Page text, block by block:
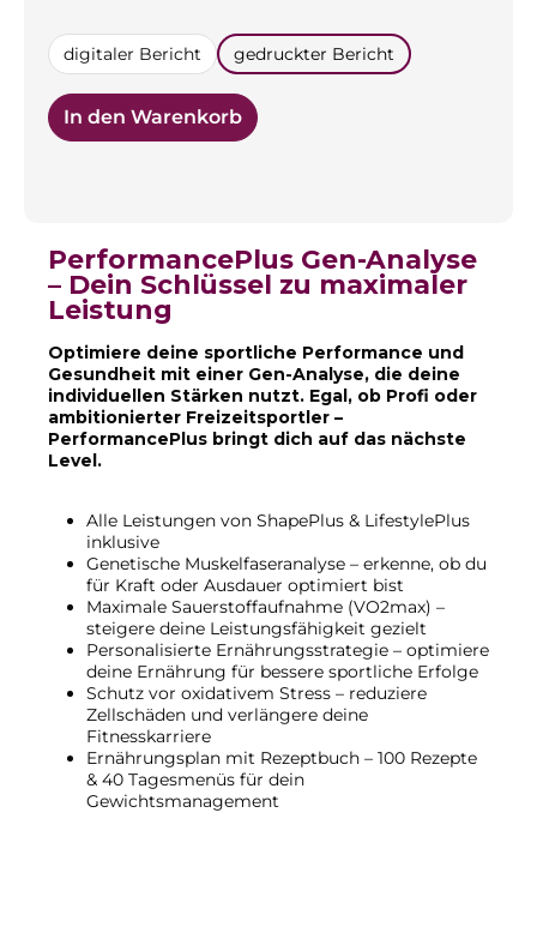
auswählen
digitaler Bericht gedruckter Bericht
In den Warenkorb
PerformancePlus Gen-Analyse
– Dein Schlüssel zu maximaler
Leistung
Optimiere deine sportliche Performance und
Gesundheit mit einer Gen-Analyse, die deine
individuellen Stärken nutzt. Egal, ob Profi oder
ambitionierter Freizeitsportler –
PerformancePlus bringt dich auf das nächste
Level.
Alle Leistungen von ShapePlus & LifestylePlus
inklusive
Genetische Muskelfaseranalyse – erkenne, ob du
für Kraft oder Ausdauer optimiert bist
Maximale Sauerstoffaufnahme (VO2max) –
steigere deine Leistungsfähigkeit gezielt
Personalisierte Ernährungsstrategie – optimiere
deine Ernährung für bessere sportliche Erfolge
Schutz vor oxidativem Stress – reduziere
Zellschäden und verlängere deine
Fitnesskarriere
Ernährungsplan mit Rezeptbuch – 100 Rezepte
& 40 Tagesmenüs für dein
Gewichtsmanagement